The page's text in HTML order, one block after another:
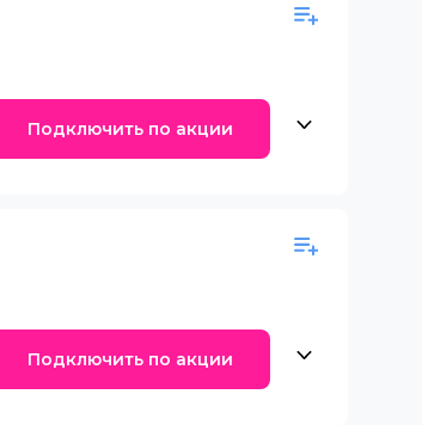
Подключить по акции
Подключить по акции